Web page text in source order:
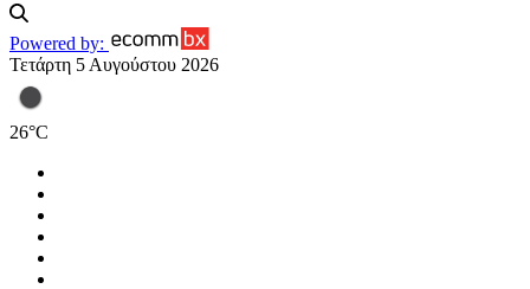
Powered by:
Τετάρτη 5 Αυγούστου 2026
26°C